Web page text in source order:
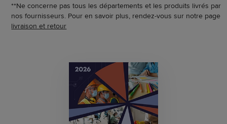
**Ne concerne pas tous les départements et les produits livrés par
nos fournisseurs. Pour en savoir plus, rendez-vous sur notre page
livraison et retour